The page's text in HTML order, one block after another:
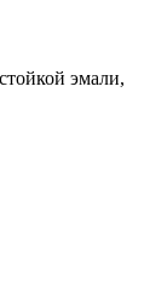
эмали,